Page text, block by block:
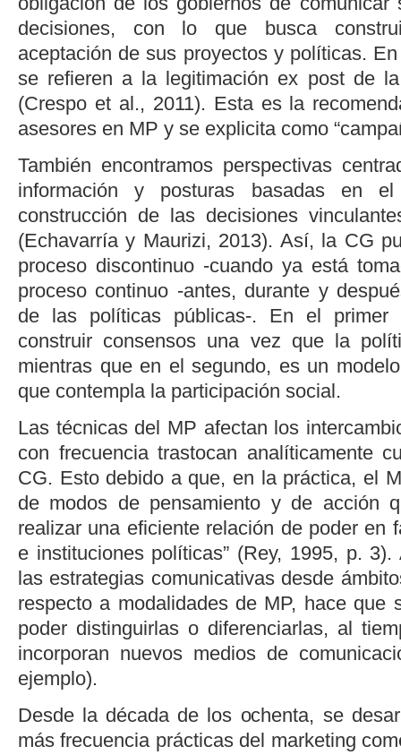
decisiones, con lo que busca
aceptación de sus proyectos y políticas.
se refieren a la legitimación ex postde la
(Crespo et al., 2011). Esta es la
asesores en MP y se explicita como
También encontramos perspectivas
información y posturas basadas en
construcción de las decisiones
(Echavarría y Maurizi, 2013). Así, la CG
proceso discontinuo -cuando ya está
proceso continuo -antes, durante y
de las políticas públicas-. En el
construir consensos una vez que la
mientras que en el segundo, es un
que contempla la participación social.
Las técnicas del MP afectan los
con frecuencia trastocan analíticamente
CG. Esto debido a que, en la práctica, el
de modos de pensamiento y de acción
realizar una eficiente relación de poder en
e instituciones políticas” (Rey, 1995, p. 3).
las estrategias comunicativas desde
respecto a modalidades de MP, hace que
poder distinguirlas o diferenciarlas, al
incorporan nuevos medios de
ejemplo).
Desde la década de los ochenta, se
más frecuencia prácticas del marketing